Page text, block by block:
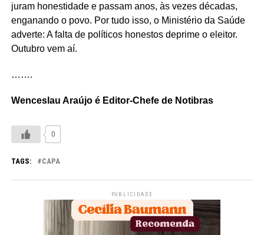
juram honestidade e passam anos, às vezes décadas,
enganando o povo. Por tudo isso, o Ministério da Saúde
adverte: A falta de políticos honestos deprime o eleitor.
Outubro vem aí.
…….
Wenceslau Araújo é Editor-Chefe de Notibras
0
TAGS: CAPA
PUBLICIDADE